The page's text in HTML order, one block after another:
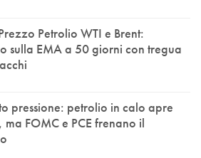
Petrolio WTI e Brent:
sulla EMA a 50 giorni con tregua
pressione: petrolio in calo apre
ma FOMC e PCE frenano il